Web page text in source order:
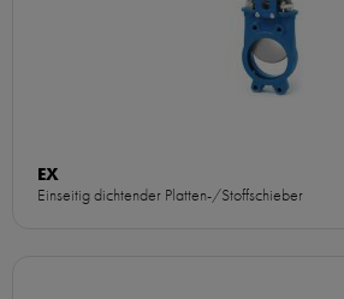
EX
Einseitig dichtender Platten-/Stoffschieber